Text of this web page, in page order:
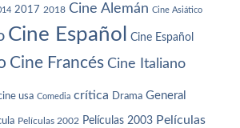
2017 2018 Cine Alemán Cine Asiático
Cine Español Cine Español
Cine Francés Cine Italiano
usa Comedia crítica Drama General
Películas 2002 Películas 2003 Películas